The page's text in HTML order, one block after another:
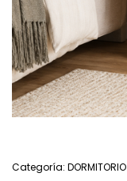
Categoría: DORMITORIO